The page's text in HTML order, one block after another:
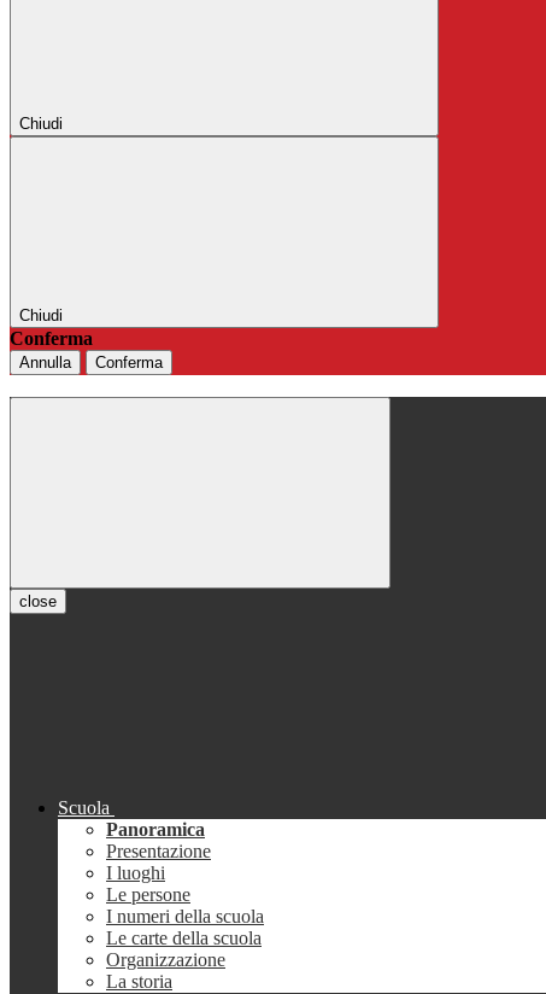
Chiudi
Chiudi
Conferma
Annulla Conferma
close
Scuola
Panoramica
Presentazione
I luoghi
Le persone
I numeri della scuola
Le carte della scuola
Organizzazione
La storia